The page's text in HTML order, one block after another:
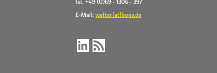
Tel. +49 (0)69 - 1306 - 397
E-Mail: walter[at]boev.de